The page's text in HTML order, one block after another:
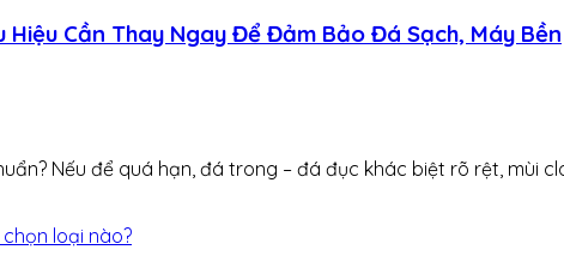
Cần Thay Ngay Để Đảm Bảo Đá Sạch, Máy Bền
Nếu để quá hạn, đá trong – đá đục khác biệt rõ rệt, mùi